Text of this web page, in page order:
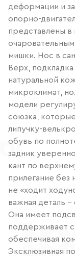
деформации и
опорно-
представлены в
мишки. Нос в
Верх,
натуральной
микроклимат,
модели
союзка,
липучку-
обувь по
задник
кант по
прилегание без
не «ходит
важная деталь
Она имеет
поддерживает
обеспечивая
Эксклюзивная